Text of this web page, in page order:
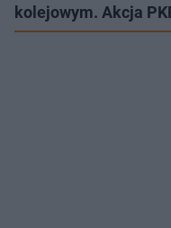
kolejowym. Akcja